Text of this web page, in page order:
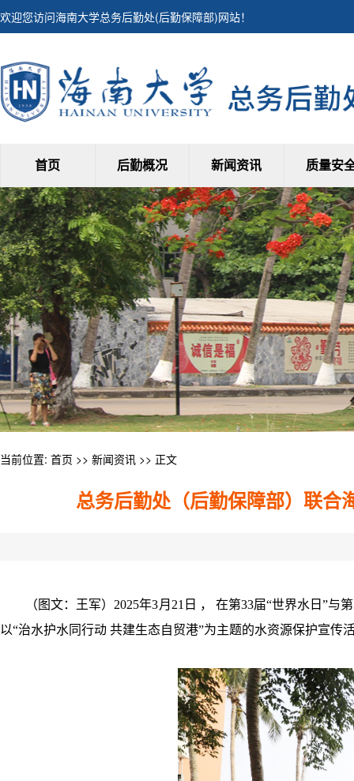
欢迎您访问海南大学总务后勤处(后勤保障部)网站！
首页 后勤概况 新闻资讯 质量安
当前位置: 首页 >> 新闻资讯 >> 正文
总务后勤处（后勤保障部）联合
（图文：王军）2025年3月21日 ， 在第33届“世界水日”
以“治水护水同行动 共建生态自贸港”为主题的水资源保护宣